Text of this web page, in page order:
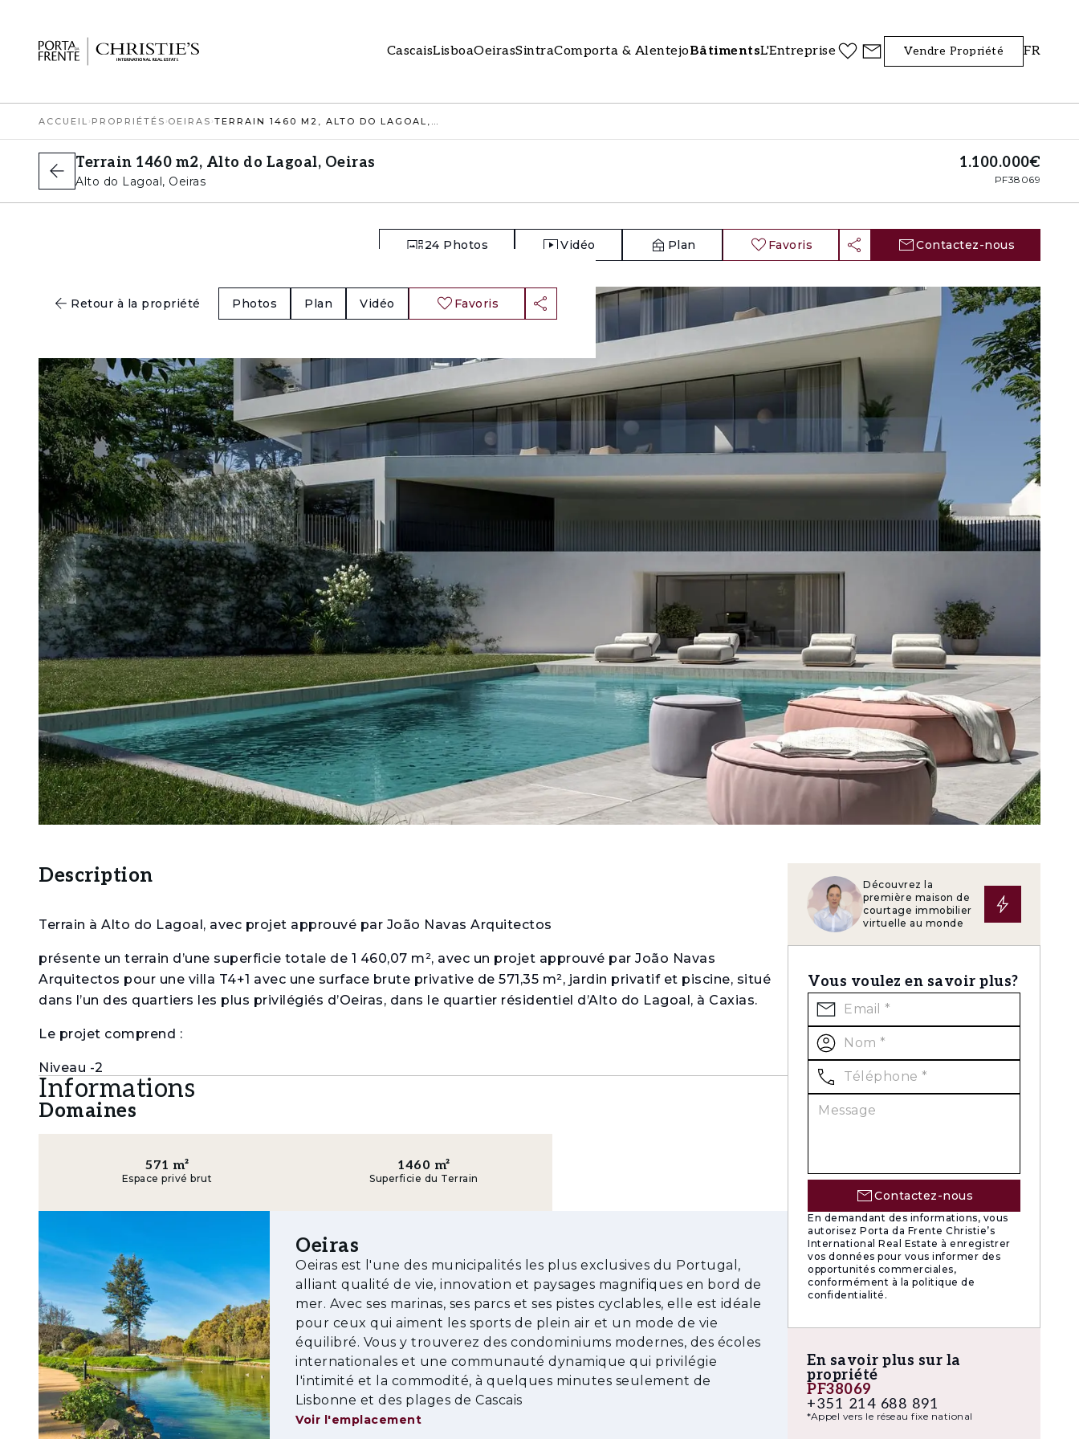
CascaisLisboaOeirasSintraComporta & AlentejoBâtimentsL'Entreprise Vendre Propriété FR
ACCUEIL › PROPRIÉTÉS ›OEIRAS › TERRAIN 1460 M2, ALTO DO LAGOAL, OEIRAS
Terrain 1460 m2, Alto do Lagoal, Oeiras
Alto do Lagoal, Oeiras
1.100.000€
PF38069
24 Photos Vidéo Plan Favoris Contactez-nous
Description
Terrain à Alto do Lagoal, avec projet approuvé par João Navas Arquitectos
présente un terrain d’une superficie totale de 1 460,07 m², avec un projet approuvé par João Navas
Arquitectos pour une villa T4+1 avec une surface brute privative de 571,35 m², jardin privatif et piscine, situé
dans l’un des quartiers les plus privilégiés d’Oeiras, dans le quartier résidentiel d’Alto do Lagoal, à Caxias.
Le projet comprend :
Niveau -2
- Salle polyvalente (26,43 m²)
- Local technique (2,23 m²)
- Salle de bain de soutien à la piscine (7,79 m²)
- Local technique (9,99 m²)
- Débarras (7,00 m²)
- Garage (136,02 m²)
- Cave à vin (7,82 m²)
- Buanderie (16,91 m²)
Rez-de-chaussée (0)
Informations
Domaines
571 m²
Espace privé brut
1460 m²
Superficie du Terrain
Oeiras
Oeiras est l'une des municipalités les plus exclusives du Portugal,
alliant qualité de vie, innovation et paysages magnifiques en bord de
mer. Avec ses marinas, ses parcs et ses pistes cyclables, elle est idéale
pour ceux qui aiment les sports de plein air et un mode de vie
équilibré. Vous y trouverez des condominiums modernes, des écoles
internationales et une communauté dynamique qui privilégie
l'intimité et la commodité, à quelques minutes seulement de
Lisbonne et des plages de Cascais
Voir l'emplacement
Découvrez la
première maison de
courtage immobilier
virtuelle au monde
Vous voulez en savoir plus?
Contactez-nous
En demandant des informations, vous
autorisez Porta da Frente Christie’s
International Real Estate à enregistrer
vos données pour vous informer des
opportunités commerciales,
conformément à la politique de
confidentialité.
En savoir plus sur la
propriété
PF38069
+351 214 688 891
*Appel vers le réseau fixe national
Retour à la propriété Photos Plan Vidéo Favoris